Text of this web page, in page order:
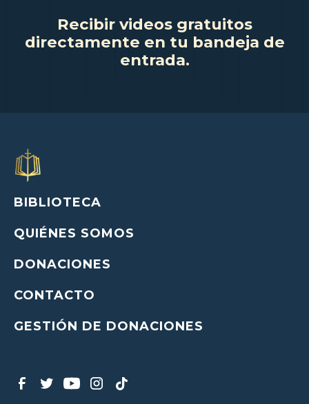
Recibir videos gratuitos
directamente en tu bandeja de
entrada.
BIBLIOTECA
QUIÉNES SOMOS
DONACIONES
CONTACTO
GESTIÓN DE DONACIONES